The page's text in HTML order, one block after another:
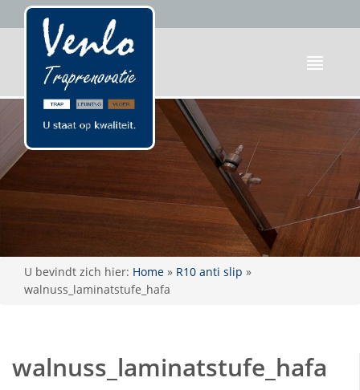
U bevindt zich hier: Home » R10 anti slip »
walnuss_laminatstufe_hafa
walnuss_laminatstufe_hafa